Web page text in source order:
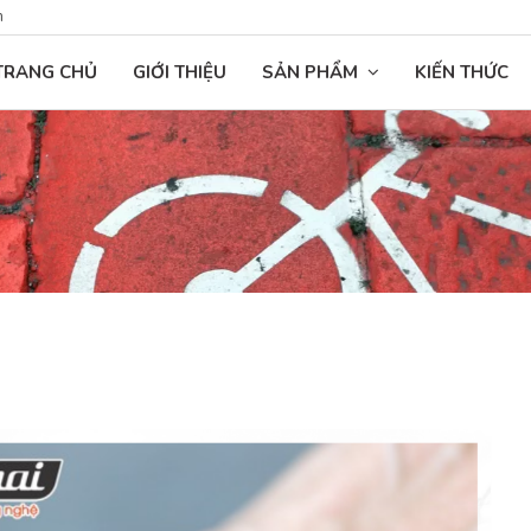
CHỦ GIỚI THIỆU SẢN PHẨM KIẾN THỨC